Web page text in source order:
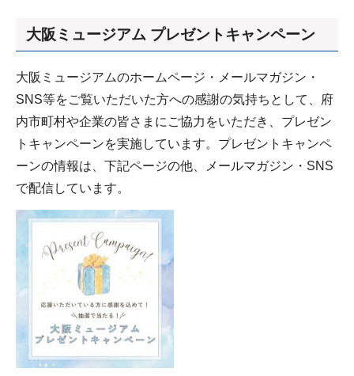
大阪ミュージアム プレゼントキャンペーン
大阪ミュージアムのホームページ・メールマガジン・
SNS等をご覧いただいた方への感謝の気持ちとして、府
内市町村や企業の皆さまにご協力をいただき、プレゼン
トキャンペーンを実施しています。プレゼントキャンペ
ーンの情報は、下記ページの他、メールマガジン・SNS
で配信しています。